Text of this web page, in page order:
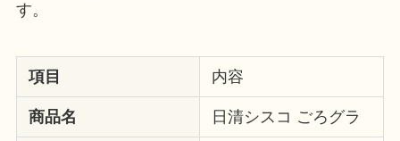
す。
項目 内容
商品名 日清シスコ ごろグラ